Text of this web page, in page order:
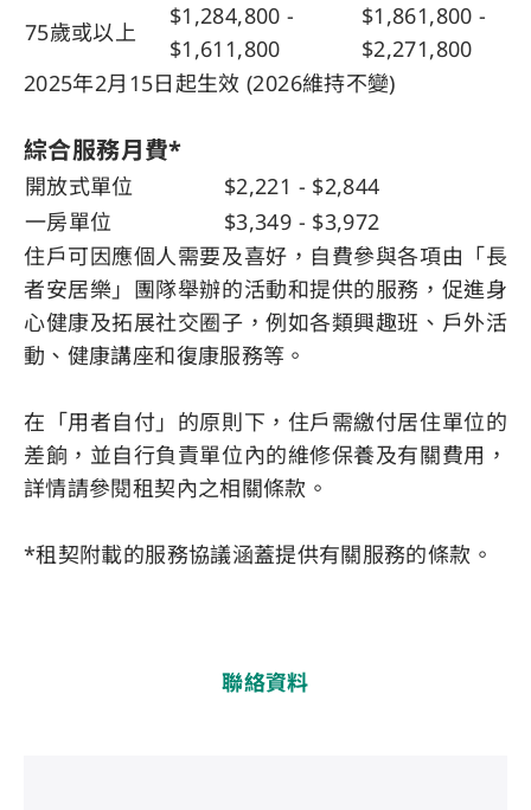
75歲或以上
$1,284,800 -
$1,611,800
$1,861,800 -
$2,271,800
2025年2月15日起生效 (2026維持不變)
綜合服務月費*
開放式單位
$2,221 - $2,844
一房單位
$3,349 - $3,972
住戶可因應個人需要及喜好，自費參與各項由「長
者安居樂」團隊舉辦的活動和提供的服務，促進身
心健康及拓展社交圈子，例如各類興趣班、戶外活
動、健康講座和復康服務等。
在「用者自付」的原則下，住戶需繳付居住單位的
差餉，並自行負責單位內的維修保養及有關費用，
詳情請參閱租契內之相關條款。
*租契附載的服務協議涵蓋提供有關服務的條款。
聯絡資料